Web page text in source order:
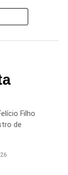
brasileiras
por parceiros
marca o
fortemente
Filho
de